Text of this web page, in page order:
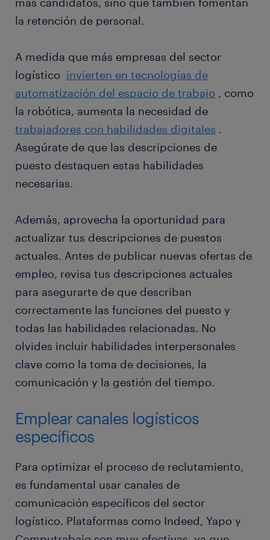
la retención de personal.
A medida que más empresas del sector
logístico invierten en tecnologías de
automatización del espacio de trabajo , como
la robótica, aumenta la necesidad de
trabajadores con habilidades digitales .
Asegúrate de que las descripciones de
puesto destaquen estas habilidades
necesarias.
Además, aprovecha la oportunidad para
actualizar tus descripciones de puestos
actuales. Antes de publicar nuevas ofertas de
empleo, revisa tus descripciones actuales
para asegurarte de que describan
correctamente las funciones del puesto y
todas las habilidades relacionadas. No
olvides incluir habilidades interpersonales
clave como la toma de decisiones, la
comunicación y la gestión del tiempo.
Emplear canales logísticos
específicos
Para optimizar el proceso de reclutamiento,
es fundamental usar canales de
comunicación específicos del sector
logístico. Plataformas como Indeed, Yapo y